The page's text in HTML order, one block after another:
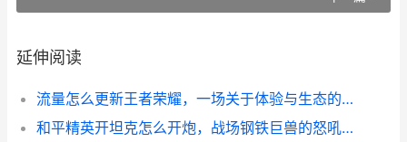
延伸阅读
流量怎么更新王者荣耀，一场关于体验与生态的深度思考
和平精英开坦克怎么开炮，战场钢铁巨兽的怒吼艺术